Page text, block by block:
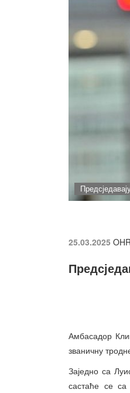
25.03.2025
Амбасадор
званичну
Заједно са
састаће се са